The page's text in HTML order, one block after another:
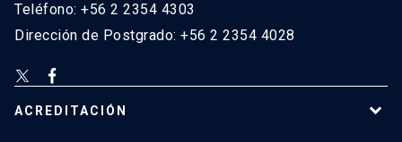
Teléfono: +56 2 2354 4303
Dirección de Postgrado: +56 2 2354 4028
ACREDITACIÓN